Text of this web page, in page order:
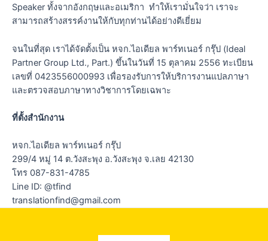
Speaker ทั้งจากอังกฤษและอเมริกา ทำให้เรามั่นใจว่า เราจะ
สามารถสร้างสรรค์งานให้กับทุกท่านได้อย่างดีเยี่ยม
จนในที่สุด เราได้จัดตั้งเป็น หจก.ไอเดียล พาร์ทเนอร์ กรุ๊ป (Ideal
Partner Group Ltd., Part.) ขึ้นในวันที่ 15 ตุลาคม 2556 ทะเบียน
เลขที่ 0423556000993 เพื่อรองรับการให้บริการงานแปลภาษา
และตรวจสอบภาษาทางวิชาการโดยเฉพาะ
ที่ตั้งสำนักงาน
หจก.ไอเดียล พาร์ทเนอร์ กรุ๊ป
299/4 หมู่ 14 ต.วังสะพุง อ.วังสะพุง จ.เลย 42130
โทร 087-831-4785
Line ID: @tfind
translationfind@gmail.com